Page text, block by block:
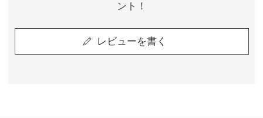
ント！
レビューを書く